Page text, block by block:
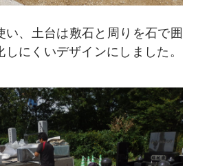
い、土台は敷石と周りを石で囲
にくいデザインにしました。